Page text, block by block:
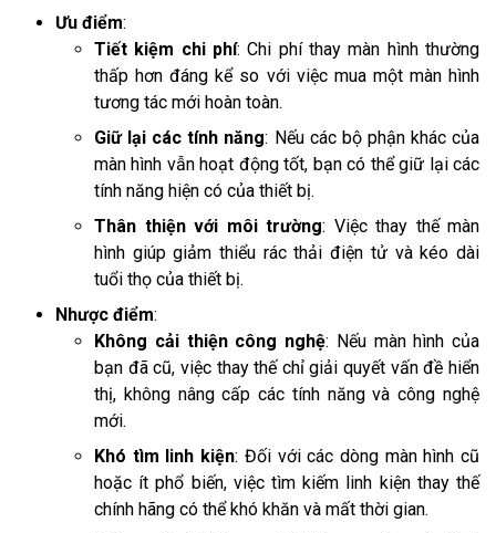
Ưu điểm:
Tiết kiệm chi phí: Chi phí thay màn hình thường
thấp hơn đáng kể so với việc mua một màn hình
tương tác mới hoàn toàn.
Giữ lại các tính năng: Nếu các bộ phận khác của
màn hình vẫn hoạt động tốt, bạn có thể giữ lại các
tính năng hiện có của thiết bị.
Thân thiện với môi trường: Việc thay thế màn
hình giúp giảm thiểu rác thải điện tử và kéo dài
tuổi thọ của thiết bị.
Nhược điểm:
Không cải thiện công nghệ: Nếu màn hình của
bạn đã cũ, việc thay thế chỉ giải quyết vấn đề hiển
thị, không nâng cấp các tính năng và công nghệ
mới.
Khó tìm linh kiện: Đối với các dòng màn hình cũ
hoặc ít phổ biến, việc tìm kiếm linh kiện thay thế
chính hãng có thể khó khăn và mất thời gian.